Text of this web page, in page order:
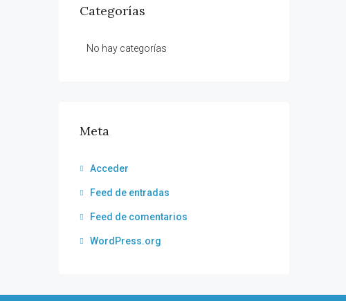
Categorías
No hay categorías
Meta
Acceder
Feed de entradas
Feed de comentarios
WordPress.org